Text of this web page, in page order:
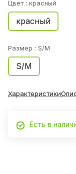
Цвет : красный
красный
Размер : S/M
S/M
Характеристики
Есть в